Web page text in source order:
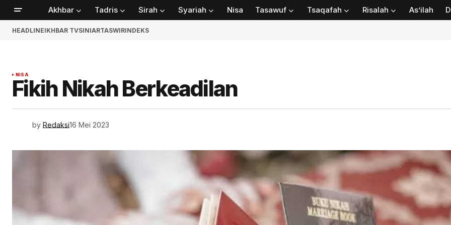
Akhbar Tadris Sirah Syariah Nisa Tasawuf Tsaqafah Risalah As’ilah
HEADLINEIKHBAR TVSINIARTASWIRINDEKS
NISA
Fikih Nikah Berkeadilan
by Redaksi16 Mei 2023